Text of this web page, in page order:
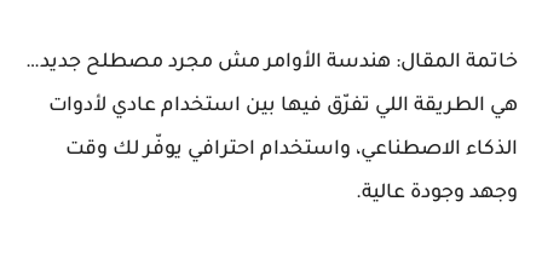
خاتمة المقال: هندسة الأوامر مش مجرد مصطلح جديد…
هي الطريقة اللي تفرّق فيها بين استخدام عادي لأدوات
الذكاء الاصطناعي، واستخدام احترافي يوفّر لك وقت
وجهد وجودة عالية.